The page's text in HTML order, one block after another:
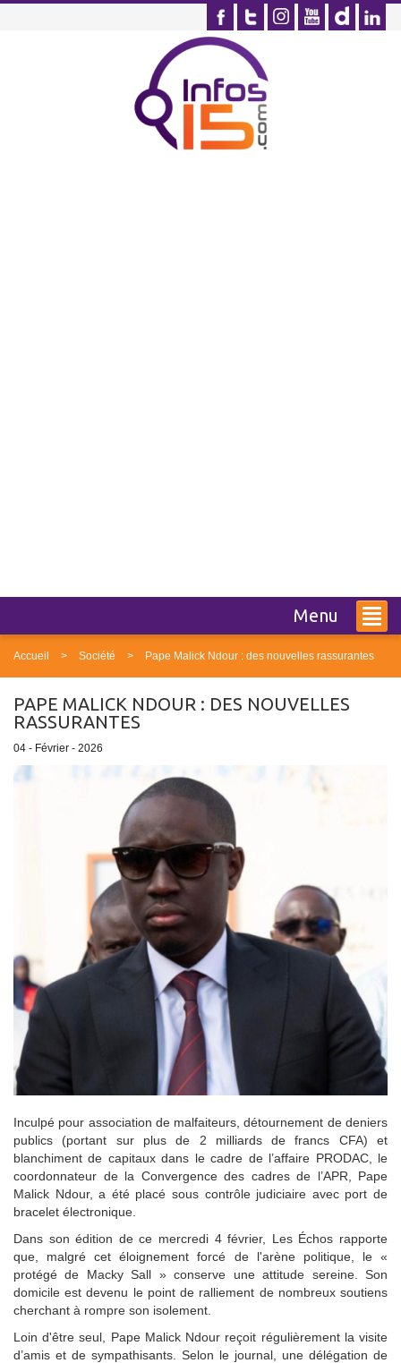
Menu
Accueil Société Pape Malick Ndour : des nouvelles rassurantes
PAPE MALICK NDOUR : DES NOUVELLES
RASSURANTES
04 - Février - 2026
Inculpé pour association de malfaiteurs, détournement de deniers
publics (portant sur plus de 2 milliards de francs CFA) et
blanchiment de capitaux dans le cadre de l’affaire PRODAC, le
coordonnateur de la Convergence des cadres de l’APR, Pape
Malick Ndour, a été placé sous contrôle judiciaire avec port de
bracelet électronique.
Dans son édition de ce mercredi 4 février, Les Échos rapporte
que, malgré cet éloignement forcé de l'arène politique, le «
protégé de Macky Sall » conserve une attitude sereine. Son
domicile est devenu le point de ralliement de nombreux soutiens
cherchant à rompre son isolement.
Loin d'être seul, Pape Malick Ndour reçoit régulièrement la visite
d’amis et de sympathisants. Selon le journal, une délégation de